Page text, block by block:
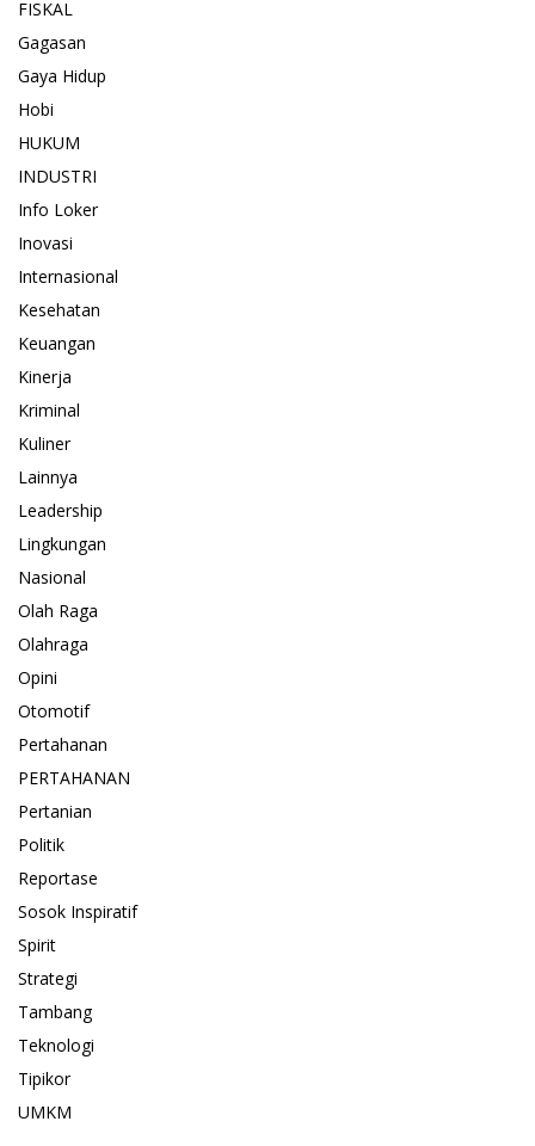
FISKAL
Gagasan
Gaya Hidup
Hobi
HUKUM
INDUSTRI
Info Loker
Inovasi
Internasional
Kesehatan
Keuangan
Kinerja
Kriminal
Kuliner
Lainnya
Leadership
Lingkungan
Nasional
Olah Raga
Olahraga
Opini
Otomotif
Pertahanan
PERTAHANAN
Pertanian
Politik
Reportase
Sosok Inspiratif
Spirit
Strategi
Tambang
Teknologi
Tipikor
UMKM